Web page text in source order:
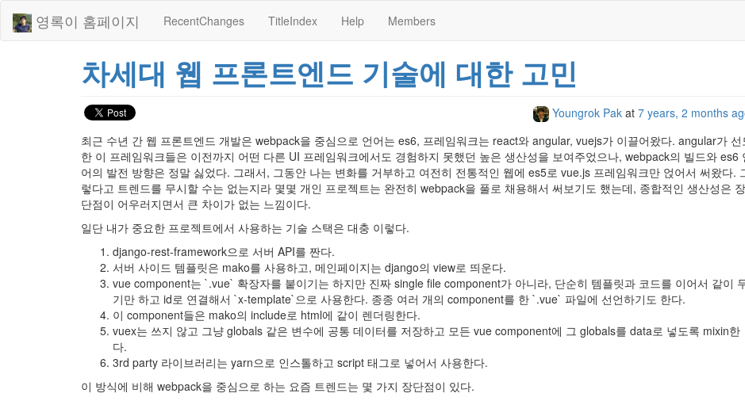
영록이 홈페이지 RecentChanges TitleIndex Help Members
차세대 웹 프론트엔드 기술에 대한 고민
Youngrok Pak at 7 years, 2 months
최근 수년 간 웹 프론트엔드 개발은 webpack을 중심으로 언어는 es6, 프레임워크는 react와 angular, vuejs가 이끌어왔다. angular가 선
한 이 프레임워크들은 이전까지 어떤 다른 UI 프레임워크에서도 경험하지 못했던 높은 생산성을 보여주었으나, webpack의 빌드와 es6
어의 발전 방향은 정말 싫었다. 그래서, 그동안 나는 변화를 거부하고 여전히 전통적인 웹에 es5로 vue.js 프레임워크만 얹어서 써왔다.
렇다고 트렌드를 무시할 수는 없는지라 몇몇 개인 프로젝트는 완전히 webpack을 풀로 채용해서 써보기도 했는데, 종합적인 생산성은 장
단점이 어우러지면서 큰 차이가 없는 느낌이다.
일단 내가 중요한 프로젝트에서 사용하는 기술 스택은 대충 이렇다.
django-rest-framework으로 서버 API를 짠다.
서버 사이드 템플릿은 mako를 사용하고, 메인페이지는 django의 view로 띄운다.
vue component는 `.vue` 확장자를 붙이기는 하지만 진짜 single file component가 아니라, 단순히 템플릿과 코드를 이어서 같이
기만 하고 id로 연결해서 `x-template`으로 사용한다. 종종 여러 개의 component를 한 `.vue` 파일에 선언하기도 한다.
이 component들은 mako의 include로 html에 같이 렌더링한다.
vuex는 쓰지 않고 그냥 globals 같은 변수에 공통 데이터를 저장하고 모든 vue component에 그 globals를 data로 넣도록 mixin한
다.
3rd party 라이브러리는 yarn으로 인스톨하고 script 태그로 넣어서 사용한다.
이 방식에 비해 webpack을 중심으로 하는 요즘 트렌드는 몇 가지 장단점이 있다.